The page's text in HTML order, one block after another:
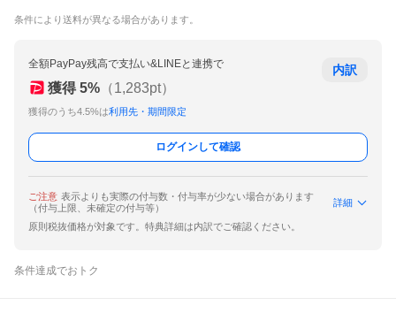
条件により送料が異なる場合があります。
全額PayPay残高で支払い&LINEと連携で
獲得 5% （1,283pt）
獲得のうち4.5%は利用先・期間限定
内訳
ログインして確認
ご注意 表示よりも実際の付与数・付与率が少ない場合があります
（付与上限、未確定の付与等）
詳細
原則税抜価格が対象です。特典詳細は内訳でご確認ください。
条件達成でおトク